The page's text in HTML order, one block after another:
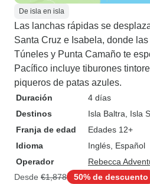
De isla en isla
Las lanchas rápidas se
Santa Cruz e Isabela, donde
Túneles y Punta Camaño te
Pacífico incluye tiburones
piqueros de patas azules.
Duración
4 días
Destinos
Isla Baltra , Isla
Franja de edad
Edades 12+
Idioma
Inglés, Español
Operador
Rebecca
Desde €1,878 50% de descuento